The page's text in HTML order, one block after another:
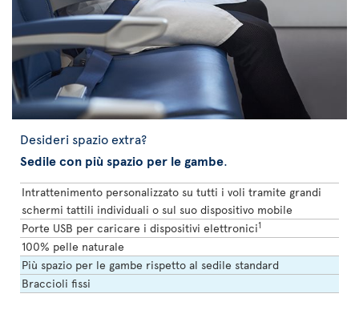
Desideri spazio extra?
Sedile con più spazio per le gambe.
Intrattenimento personalizzato su tutti i voli tramite grandi
schermi tattili individuali o sul suo dispositivo mobile
Porte USB per caricare i dispositivi elettronici1
100% pelle naturale
Più spazio per le gambe rispetto al sedile standard
Braccioli fissi